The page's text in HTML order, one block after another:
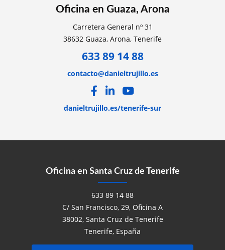
Oficina en Guaza, Arona
Carretera General nº 31
38632 Guaza, Arona, Tenerife
633 89 14 88
contacto@danieltrujillo.es
danieltrujillo.es/tenerife-sur
Oficina en Santa Cruz de Tenerife
633 89 14 88
C/ San Francisco, 29, Oficina A
38002, Santa Cruz de Tenerife
Tenerife, España